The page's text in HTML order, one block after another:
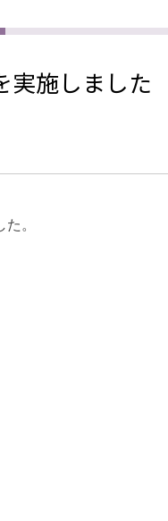
施しました
。